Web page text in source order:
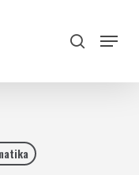
search
Menu
Close